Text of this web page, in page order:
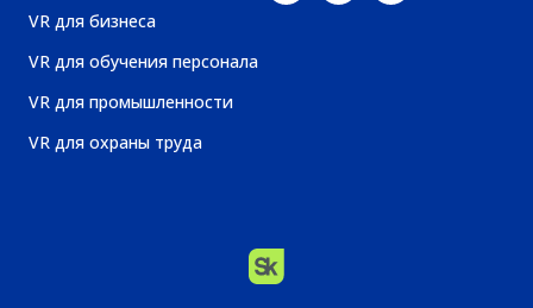
VR для бизнеса
VR для обучения персонала
VR для промышленности
VR для охраны труда